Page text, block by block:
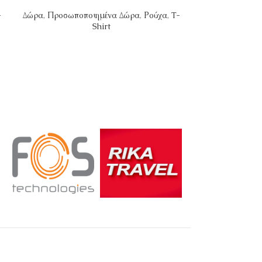
Δώρα, Προσωποποιημένα Δώρα, Ρούχα, T-
Shirt